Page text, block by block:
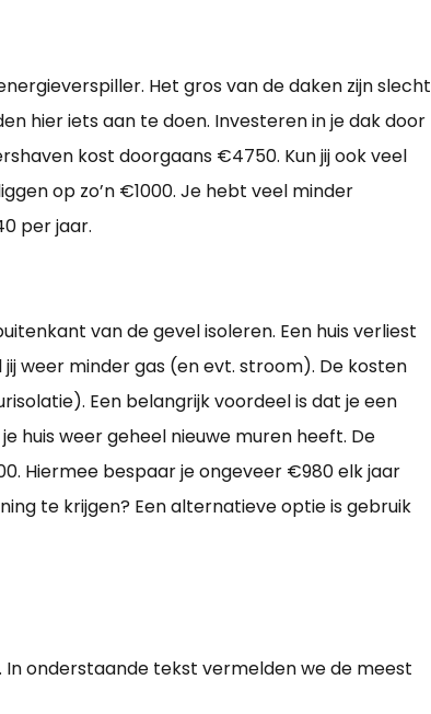
Het gros van de daken zijn slecht
hier iets aan te doen. Investeren in je dak door
kost doorgaans €4750. Kun jij ook veel
op zo’n €1000. Je hebt veel minder
per jaar.
van de gevel isoleren. Een huis verliest
weer minder gas (en evt. stroom). De kosten
Een belangrijk voordeel is dat je een
huis weer geheel nieuwe muren heeft. De
Hiermee bespaar je ongeveer €980 elk jaar
te krijgen? Een alternatieve optie is gebruik
onderstaande tekst vermelden we de meest